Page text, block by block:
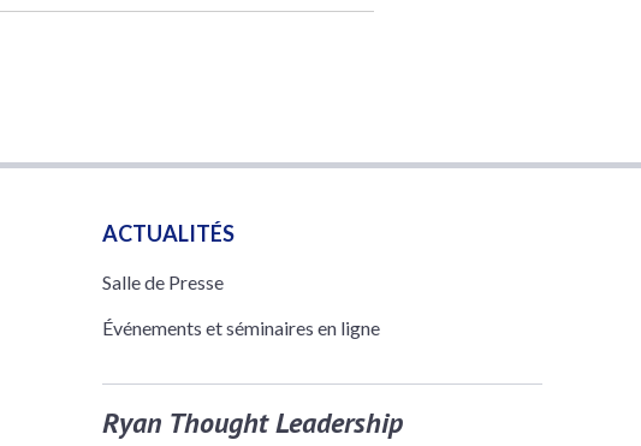
ACTUALITÉS
Salle de Presse
Événements et séminaires en ligne
Ryan Thought Leadership